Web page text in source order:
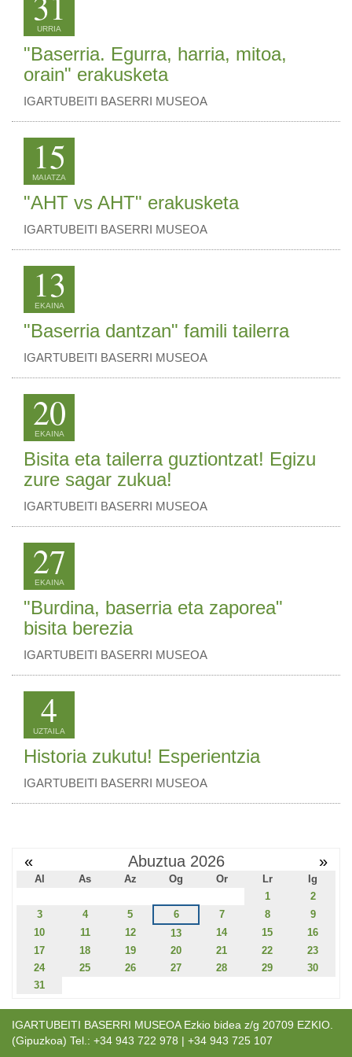
URRIA
"Baserria. Egurra, harria, mitoa,
orain" erakusketa
IGARTUBEITI BASERRI MUSEOA
15
MAIATZA
"AHT vs AHT" erakusketa
IGARTUBEITI BASERRI MUSEOA
13
EKAINA
"Baserria dantzan" famili tailerra
IGARTUBEITI BASERRI MUSEOA
20
EKAINA
Bisita eta tailerra guztiontzat! Egizu
zure sagar zukua!
IGARTUBEITI BASERRI MUSEOA
27
EKAINA
"Burdina, baserria eta zaporea"
bisita berezia
IGARTUBEITI BASERRI MUSEOA
4
UZTAILA
Historia zukutu! Esperientzia
IGARTUBEITI BASERRI MUSEOA
« Abuztua 2026 »
Al As Az Og Or Lr
Ig
1
2
3
4 5 6 7 8
9
10
11 12 13 14 15
16
17
18 19 20 21 22
23
24
25 26 27 28 29
30
31
IGARTUBEITI BASERRI MUSEOA Ezkio bidea z/g 20709 EZKIO.
(Gipuzkoa) Tel.: +34 943 722 978 | +34 943 725 107